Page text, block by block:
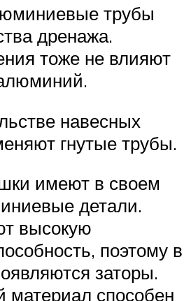
трубы
дренажа.
тоже не влияют
навесных
гнутые трубы.
имеют в своем
детали.
высокую
поэтому в
заторы.
способен